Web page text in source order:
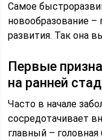
Самое
новообразование –
развития. Так она
Первые
на ранней
Часто в начале
сосредотачивает
главный –